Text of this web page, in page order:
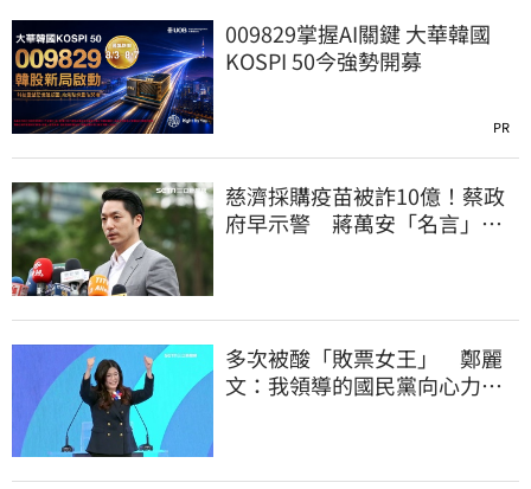
009829掌握AI關鍵 大華韓國
KOSPI 50今強勢開募
PR
慈濟採購疫苗被詐10億！蔡政
府早示警 蔣萬安「名言」翻
多次被酸「敗票女王」 鄭麗
文：我領導的國民黨向心力